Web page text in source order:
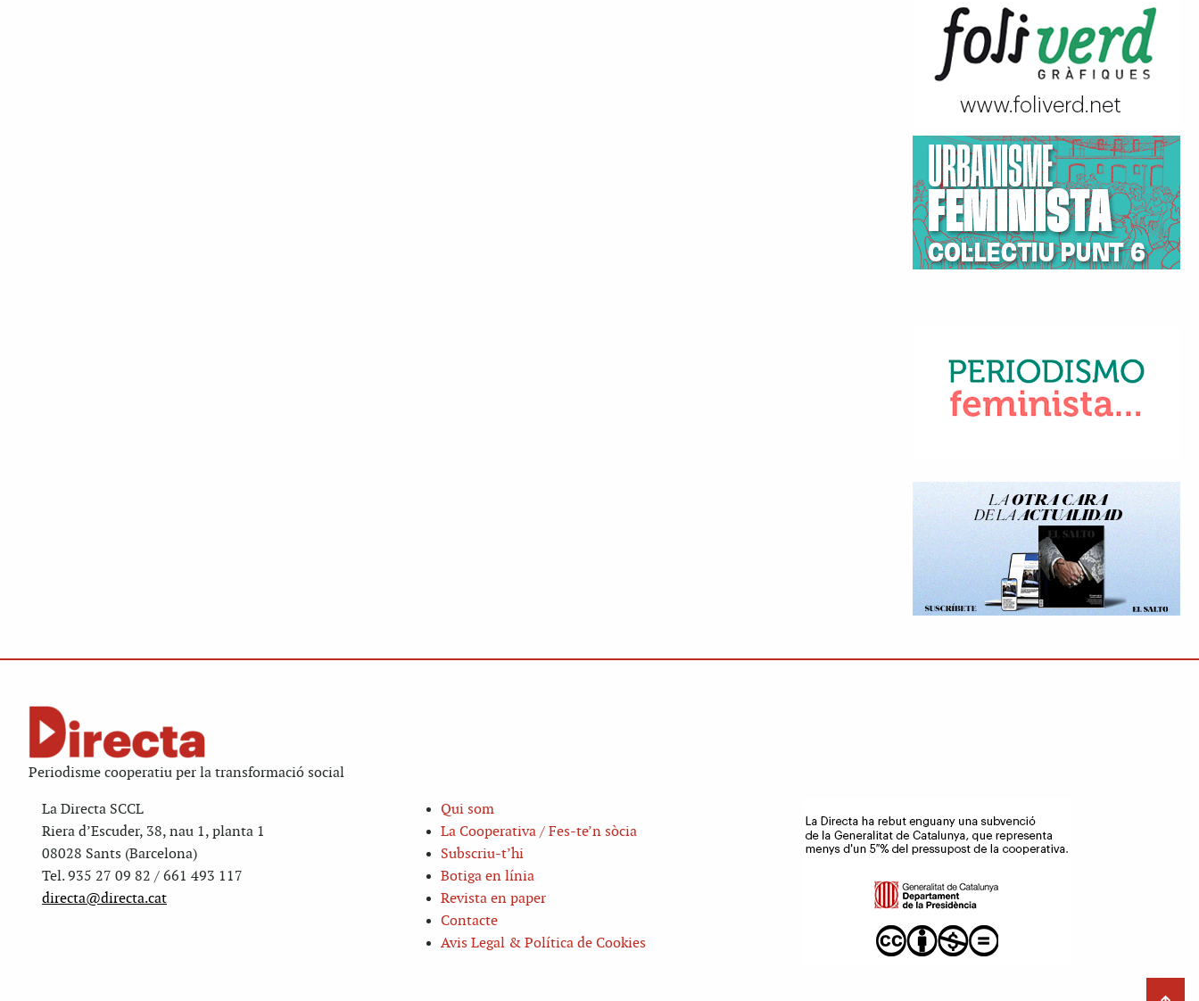
Periodisme cooperatiu per la transformació social
La Directa SCCL
Riera d’Escuder, 38, nau 1, planta 1
08028 Sants (Barcelona)
Tel. 935 27 09 82 / 661 493 117
directa@directa.cat
Qui som
La Cooperativa / Fes-te’n sòcia
Subscriu-t’hi
Botiga en línia
Revista en paper
Contacte
Avis Legal & Política de Cookies